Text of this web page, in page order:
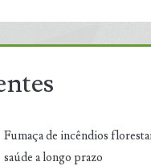
Fumaça de incêndios
saúde a longo prazo